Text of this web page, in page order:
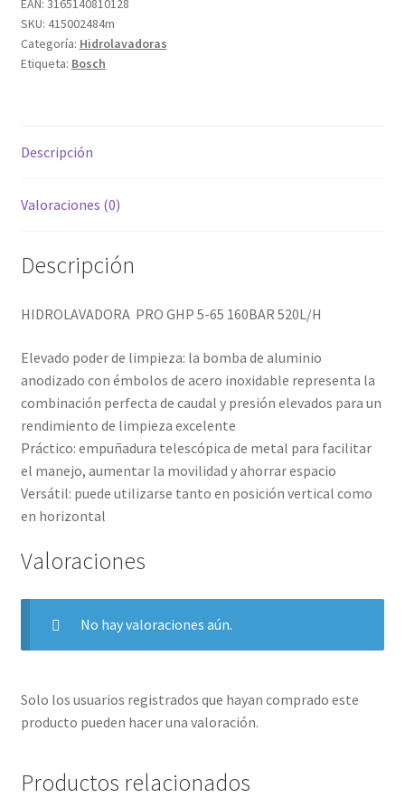
160BAR
520L/H
cantidad
EAN: 3165140810128
SKU: 415002484m
Categoría: Hidrolavadoras
Etiqueta: Bosch
Descripción
Valoraciones (0)
Descripción
HIDROLAVADORA PRO GHP 5-65 160BAR 520L/H
Elevado poder de limpieza: la bomba de aluminio
anodizado con émbolos de acero inoxidable representa la
combinación perfecta de caudal y presión elevados para un
rendimiento de limpieza excelente
Práctico: empuñadura telescópica de metal para facilitar
el manejo, aumentar la movilidad y ahorrar espacio
Versátil: puede utilizarse tanto en posición vertical como
en horizontal
Valoraciones
No hay valoraciones aún.
Solo los usuarios registrados que hayan comprado este
producto pueden hacer una valoración.
Productos relacionados